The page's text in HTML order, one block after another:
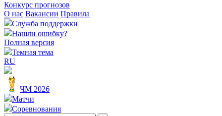
Конкурс прогнозов
О нас Вакансии Правила
Служба поддержки
Нашли ошибку?
Полная версия
Темная тема
RU
ЧМ 2026
Матчи
Соревнования